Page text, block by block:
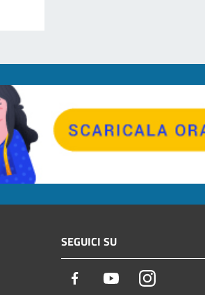
SEGUICI SU
Facebook YoutubeInstagram